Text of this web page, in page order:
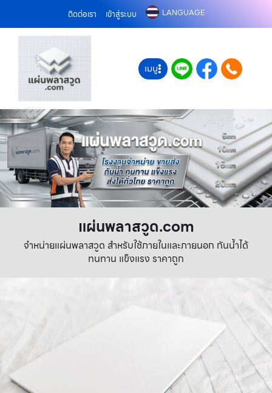
ติดต่อเรา เข้าสู่ระบบ LANGUAGE
เมนู
แผ่นพลาสวูด.com
จำหน่ายแผ่นพลาสวูด สำหรับใช้ภายในและภายนอก กันน้ำได้
ทนทาน แข็งแรง ราคาถูก